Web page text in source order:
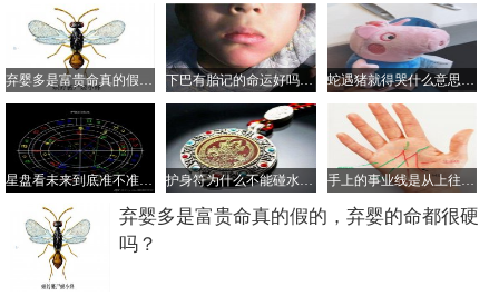
但如果你能给占星师提供准确无误的出生信息，或许占星师
能够根据星盘对你未来的预测会很准确的。但我们也不要太
轻信这些理论，只有拿命运掌握在自己手中，积极乐观的对
待生活的一切就能解决一切困难。
弃婴多是富贵命真的假的，弃婴的命都很硬吗？ 下巴有胎记的命运好吗，胎记都有哪些颜色？ 蛇遇猪就得哭什么意思，猪为什么是蛇的天敌？
星盘看未来到底准不准要相信星盘吗？为什么不要轻易看星盘 护身符为什么不能碰水，护身符是道教法器还是佛教的？ 手上的事业线是从上往下看么，事业线交叉混乱说明什么？
弃婴多是富贵命真的假的，弃婴的命都很硬
吗？